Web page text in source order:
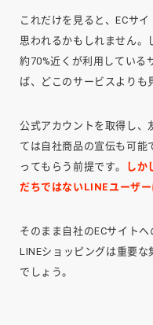
これだけを見ると、ECサ
思われるかもしれません。
約70%近くが利用している
ば、どこのサービスよりも
公式アカウントを取得し、
ては自社商品の宣伝も可能
ってもらう前提です。
しか
だちではないLINEユーザー
そのまま自社のECサイト
LINEショッピングは重要
でしょう。